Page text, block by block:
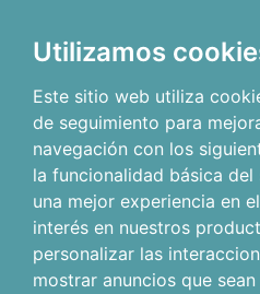
Utilizamos
Este sitio web utiliza
de seguimiento para
navegación con los
la funcionalidad básica del
una mejor experiencia en
interés en nuestros
personalizar las
mostrar anuncios que